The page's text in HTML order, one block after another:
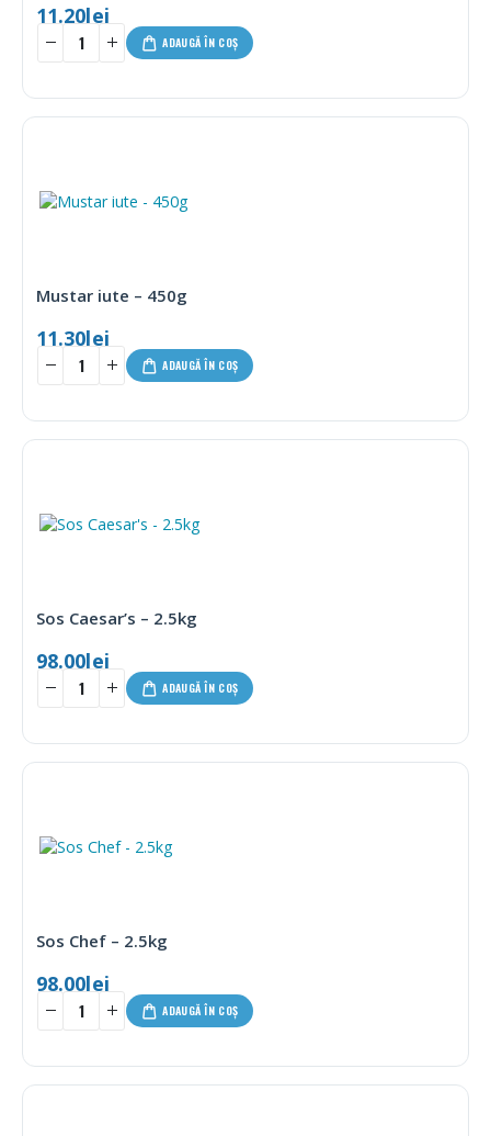
11.20lei
ADAUGĂ ÎN COȘ
Mustar iute – 450g
11.30lei
ADAUGĂ ÎN COȘ
Sos Caesar’s – 2.5kg
98.00lei
ADAUGĂ ÎN COȘ
Sos Chef – 2.5kg
98.00lei
ADAUGĂ ÎN COȘ